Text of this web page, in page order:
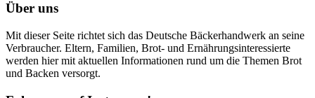
Über uns
Mit dieser Seite richtet sich das Deutsche Bäckerhandwerk an seine
Verbraucher. Eltern, Familien, Brot- und Ernährungsinteressierte
werden hier mit aktuellen Informationen rund um die Themen Brot
und Backen versorgt.